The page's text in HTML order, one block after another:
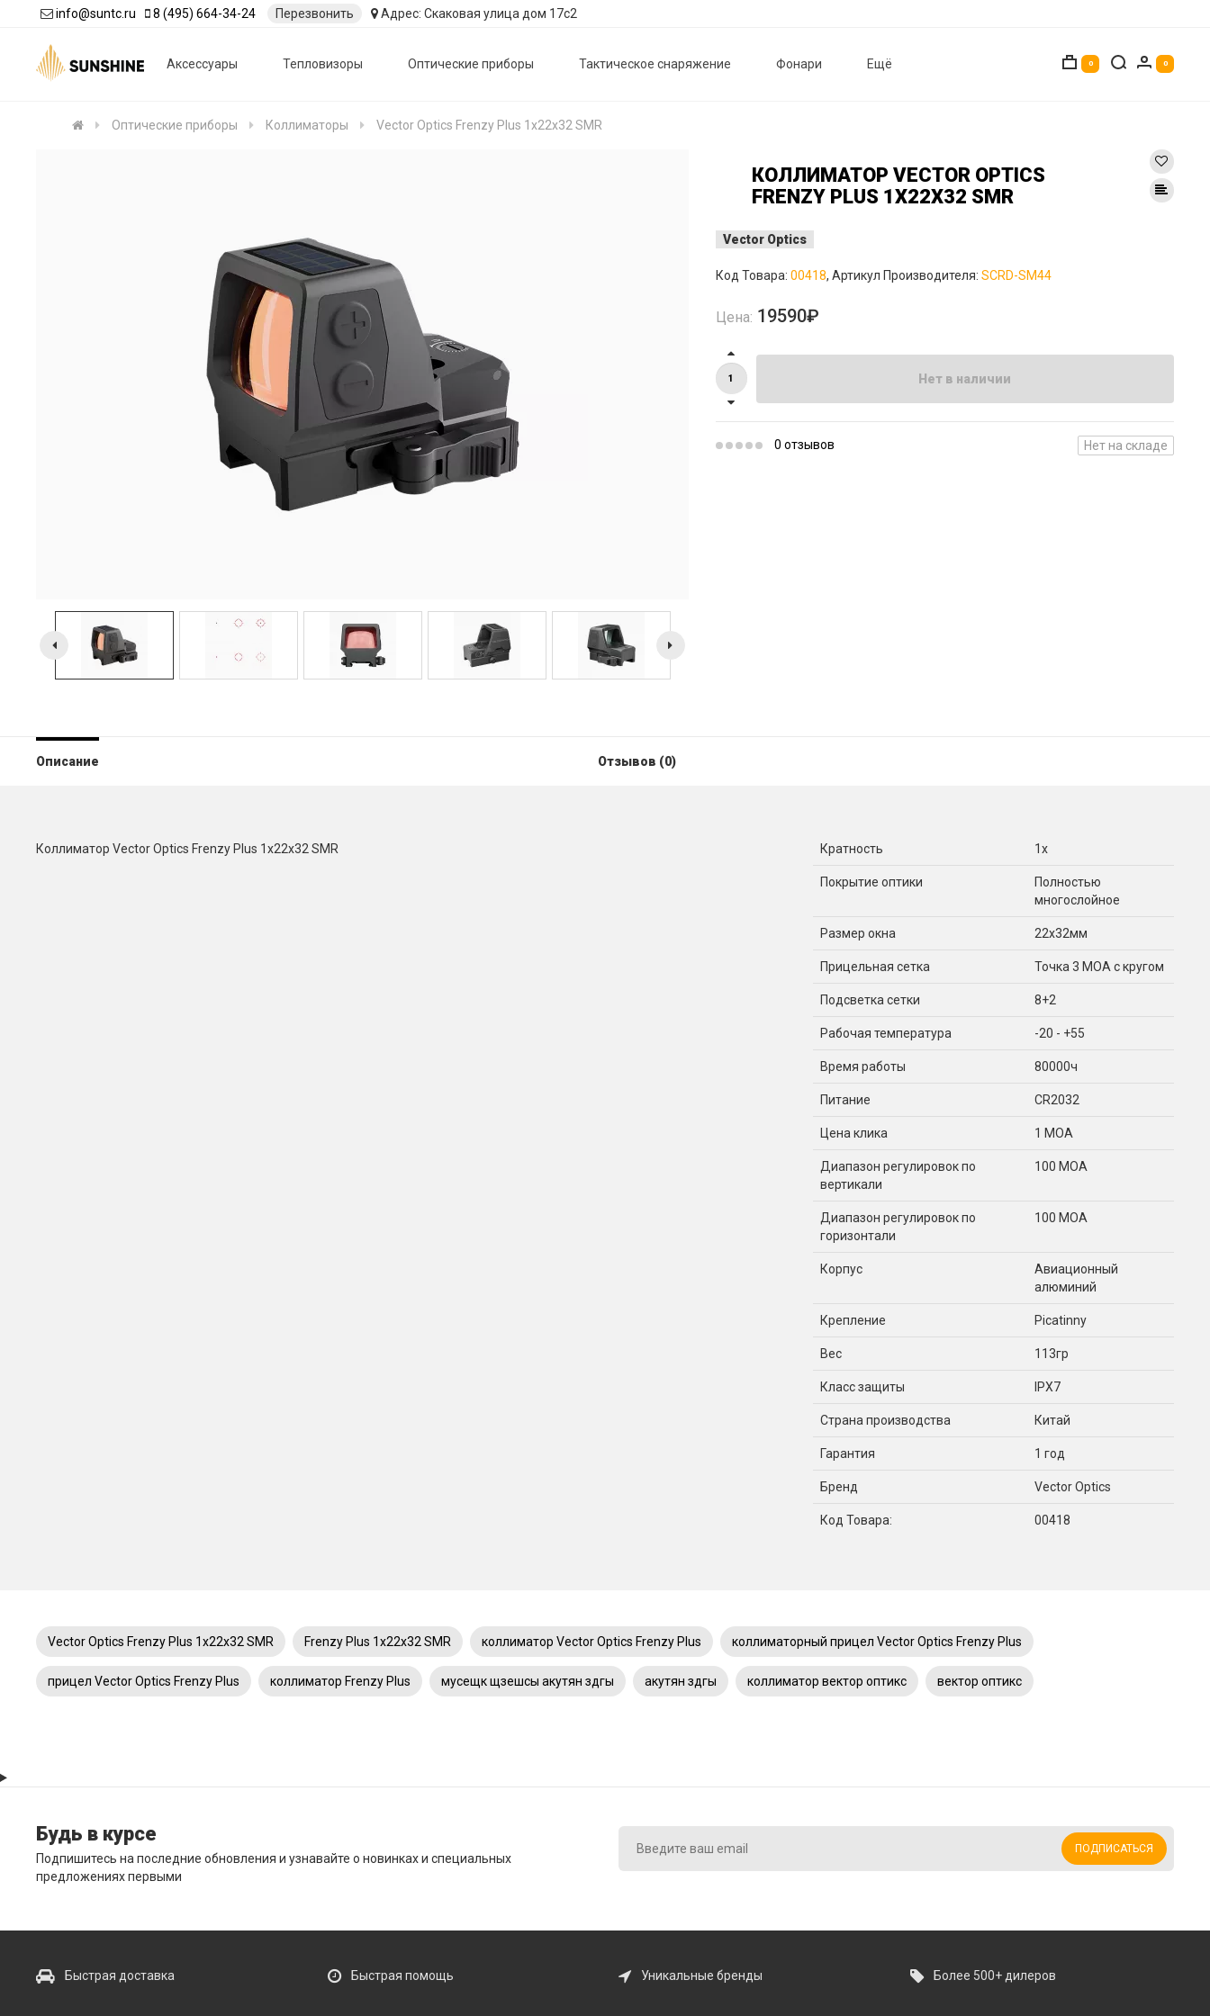
Аксессуары Тепловизоры Оптические приборы Тактическое снаряжение Фонари Ещё
info@suntc.ru 8 (495) 664-34-24 Перезвонить Адрес: Скаковая улица дом 17с2
0 0
Оптические приборы Коллиматоры Vector Optics Frenzy Plus 1x22x32 SMR
КОЛЛИМАТОР VECTOR OPTICS
FRENZY PLUS 1X22X32 SMR
Vector Optics
Код Товара: 00418, Артикул Производителя: SCRD-SM44
Цена: 19590₽
Нет в наличии
0 отзывов Нет на складе
Описание Отзывов (0)
Коллиматор Vector Optics Frenzy Plus 1x22x32 SMR Кратность 1x
Покрытие оптики
Полностью
многослойное
Размер окна 22x32мм
Прицельная сетка Точка 3 МОА с кругом
Подсветка сетки 8+2
Рабочая температура -20 - +55
Время работы 80000ч
Питание CR2032
Цена клика 1 MOA
Диапазон регулировок по
вертикали
100 МОА
Диапазон регулировок по
горизонтали
100 МОА
Корпус
Авиационный
алюминий
Крепление Picatinny
Вес 113гр
Класс защиты IPX7
Страна производства Китай
Гарантия 1 год
Бренд Vector Optics
Код Товара: 00418
Vector Optics Frenzy Plus 1x22x32 SMR Frenzy Plus 1x22x32 SMR коллиматор Vector Optics Frenzy Plus коллиматорный прицел Vector Optics Frenzy Plus
прицел Vector Optics Frenzy Plus коллиматор Frenzy Plus мусещк щзешсы акутян здгы акутян здгы коллиматор вектор оптикс вектор оптикс
Будь в курсе
Подпишитесь на последние обновления и узнавайте о новинках и специальных
предложениях первыми
ПОДПИСАТЬСЯ
Быстрая доставка Быстрая помощь Уникальные бренды Более 500+ дилеров